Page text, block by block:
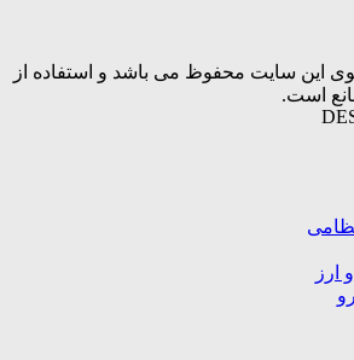
این سایت محفوظ می باشد و استفاده از
است.
ارز